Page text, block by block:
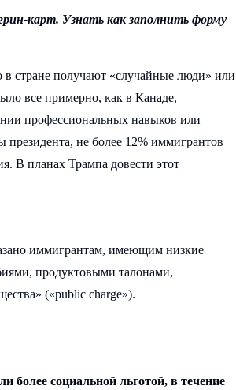
карт. Узнать как заполнить форму
стране получают «случайные люди» или
все примерно, как в Канаде,
профессиональных навыков или
президента, не более 12% иммигрантов
В планах Трампа довести этот
иммигрантам, имеющим низкие
продуктовыми талонами,
(«public charge»).
более социальной льготой, в течение